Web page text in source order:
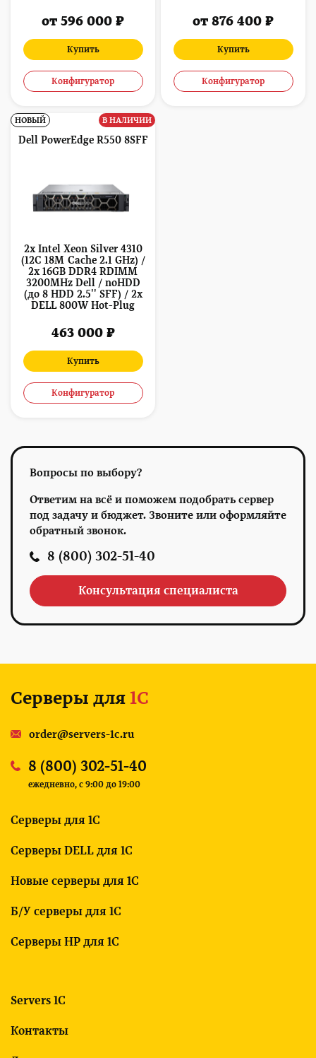
от 596 000 ₽
Купить
Конфигуратор
от 876 400 ₽
Купить
Конфигуратор
Dell PowerEdge R550 8SFF
2x Intel Xeon Silver 4310
(12C 18M Cache 2.1 GHz) /
2x 16GB DDR4 RDIMM
3200MHz Dell / noHDD
(до 8 HDD 2.5'' SFF) / 2x
DELL 800W Hot-Plug
463 000 ₽
Купить
Конфигуратор
НОВЫЙ В НАЛИЧИИ
Вопросы по выбору?
Ответим на всё и поможем подобрать сервер
под задачу и бюджет. Звоните или оформляйте
обратный звонок.
8 (800) 302-51-40
Консультация специалиста
Серверы для 1С
Серверы DELL для 1С
Новые серверы для 1С
Б/У серверы для 1С
Серверы HP для 1С
Servers 1C
Контакты
Серверы для 1С
order@servers-1c.ru
8 (800) 302-51-40
ежедневно, c 9:00 до 19:00